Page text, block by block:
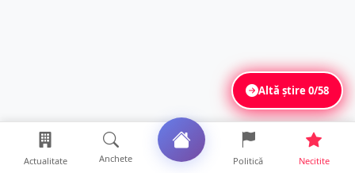
Altă știre0/58
Actualitate Anchete Politică Necitite